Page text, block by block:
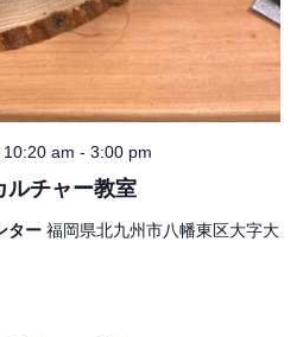
チャー教室
am - 3:00 pm
ター 福岡県北九州市八幡東区大字大